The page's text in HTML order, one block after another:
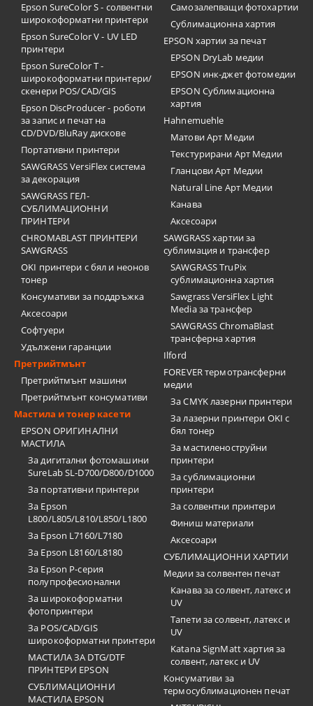
Epson SureColor S - солвентни
широкоформатни принтери
Epson SureColor V - UV LED
принтери
Epson SureColor T -
широкоформатни принтери/
скенери POS/CAD/GIS
Epson DiscProducer - роботи
за запис и печат на
CD/DVD/BluRay дискове
Портативни принтери
SAWGRASS VersiFlex система
за декорация
SAWGRASS ГЕЛ-
СУБЛИМАЦИОННИ
ПРИНТЕРИ
CHROMABLAST ПРИНТЕРИ
SAWGRASS
OKI принтери с бял и неонов
тонер
Консумативи за поддръжка
Аксесоари
Софтуери
Удължени гаранции
Претрийтмънт
Претрийтмънт машини
Претрийтмънт консумативи
Мастила и тонер касети
EPSON ОРИГИНАЛНИ
МАСТИЛА
За дигитални фотомашини
SureLab SL-D700/D800/D1000
За портативни принтери
За Epson
L800/L805/L810/L850/L1800
За Epson L7160/L7180
За Epson L8160/L8180
За Epson P-серия
полупрофесионални
За широкоформатни
фотопринтери
За POS/CAD/GIS
широкоформатни принтери
МАСТИЛА ЗА DTG/DTF
ПРИНТЕРИ EPSON
СУБЛИМАЦИОННИ
МАСТИЛА EPSON
Самозалепващи фотохартии
Сублимационна хартия
EPSON хартии за печат
EPSON DryLab медии
EPSON инк-джет фотомедии
EPSON Сублимационна
хартия
Hahnemuehle
Матови Арт Медии
Текстурирани Арт Медии
Гланцови Арт Медии
Natural Line Арт Медии
Канава
Аксесоари
SAWGRASS хартии за
сублимация и трансфер
SAWGRASS TruPix
сублимационна хартия
Sawgrass VersiFlex Light
Media за трансфер
SAWGRASS ChromaBlast
трансферна хартия
Ilford
FOREVER термотрансферни
медии
За CMYK лазерни принтери
За лазерни принтери OKI с
бял тонер
За мастиленоструйни
принтери
За сублимационни
принтери
За солвентни принтери
Финиш материали
Аксесоари
СУБЛИМАЦИОННИ ХАРТИИ
Медии за солвентен печат
Канава за солвент, латекс и
UV
Тапети за солвент, латекс и
UV
Katana SignMatt хартия за
солвент, латекс и UV
Консумативи за
термосублимационен печат